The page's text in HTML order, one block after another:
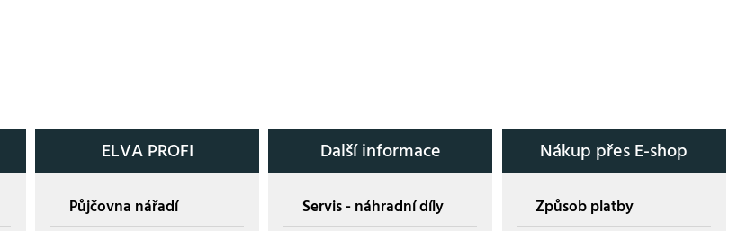
ELVA PROFI
Půjčovna nářadí
Další informace
Servis - náhradní díly
Nákup přes E-shop
Způsob platby